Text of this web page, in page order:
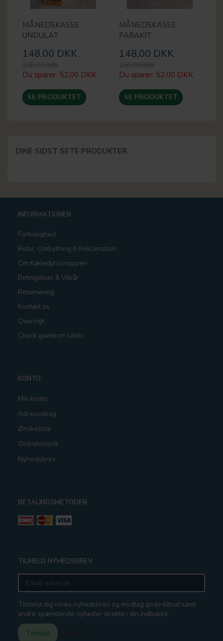
MÅNEDSKASSE
UNDULAT
148,00 DKK
200,00 DKK
Du sparer: 52,00 DKK
SE PRODUKTET
MÅNEDSKASSE
PARAKIT
148,00 DKK
200,00 DKK
Du sparer: 52,00 DKK
SE PRODUKTET
DINE SIDST SETE PRODUKTER
INFORMATIONER
Fortrolighed
Retur, Ombytning & Reklamation
Om Kæledyrsshoppen
Betingelser & Vilkår
Returnering
Kontakt os
Oversigt
Check gavekort saldo
KONTO
Min konto
Adressebog
Ønskeliste
Ordrehistorik
Nyhedsbrev
BETALINGSMETODER
TILMELD NYHEDSBREV
Email-
adresse
Tilmeld dig vores nyhedsbrev og modtag gode tilbud samt
andre spændende nyheder direkte i din indbakke.
Tilmeld